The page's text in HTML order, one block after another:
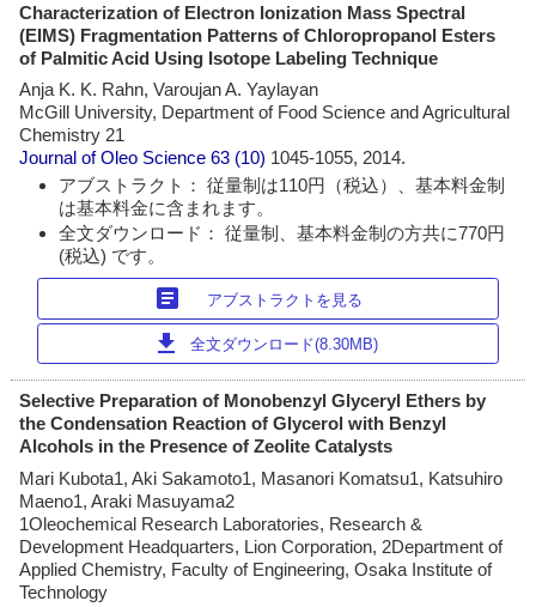
Characterization of Electron Ionization Mass Spectral
(EIMS) Fragmentation Patterns of Chloropropanol Esters
of Palmitic Acid Using Isotope Labeling Technique
Anja K. K. Rahn, Varoujan A. Yaylayan
McGill University, Department of Food Science and Agricultural
Chemistry 21
Journal of Oleo Science 63 (10) 1045-1055, 2014.
アブストラクト： 従量制は110円（税込）、基本料金制
は基本料金に含まれます。
全文ダウンロード： 従量制、基本料金制の方共に770円
(税込) です。
article アブストラクトを見る
download 全文ダウンロード(8.30MB)
Selective Preparation of Monobenzyl Glyceryl Ethers by
the Condensation Reaction of Glycerol with Benzyl
Alcohols in the Presence of Zeolite Catalysts
Mari Kubota1, Aki Sakamoto1, Masanori Komatsu1, Katsuhiro
Maeno1, Araki Masuyama2
1Oleochemical Research Laboratories, Research &
Development Headquarters, Lion Corporation, 2Department of
Applied Chemistry, Faculty of Engineering, Osaka Institute of
Technology